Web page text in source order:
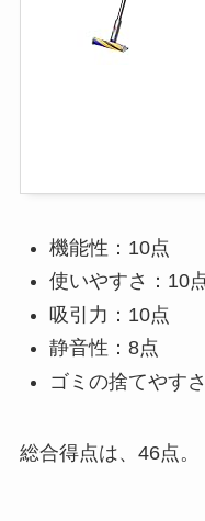
機能性：10点
使いやすさ：10
吸引力：10点
静音性：8点
ゴミの捨てやす
総合得点は、46点。